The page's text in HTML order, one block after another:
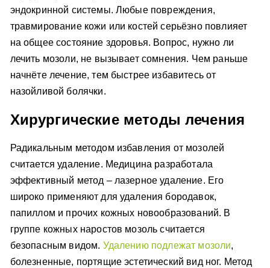
эндокринной системы. Любые повреждения,
травмирование кожи или костей серьёзно повлияет
на общее состояние здоровья. Вопрос, нужно ли
лечить мозоли, не вызывает сомнения. Чем раньше
начнёте лечение, тем быстрее избавитесь от
назойливой болячки.
Хирургические методы лечения
Радикальным методом избавления от мозолей
считается удаление. Медицина разработала
эффективный метод – лазерное удаление. Его
широко применяют для удаления бородавок,
папиллом и прочих кожных новообразований. В
группе кожных наростов мозоль считается
безопасным видом. Удалению подлежат мозоли,
болезненные, портящие эстетический вид ног. Метод